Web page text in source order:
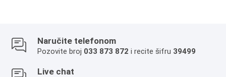
Naručite telefonom
Pozovite broj 033 873 872 i recite šifru 39499
Live chat